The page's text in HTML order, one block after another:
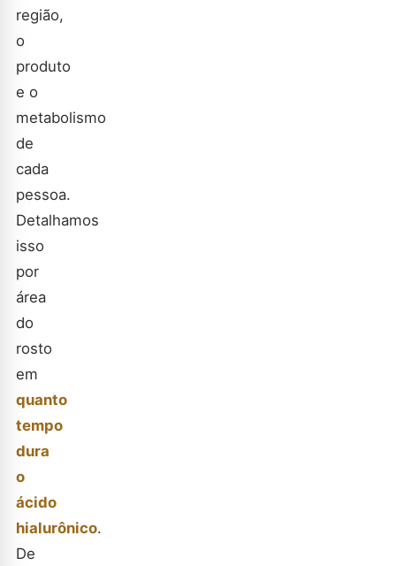
região,
o
produto
e o
metabolismo
de
cada
pessoa.
Detalhamos
isso
por
área
do
rosto
em
quanto
tempo
dura
o
ácido
hialurônico.
De